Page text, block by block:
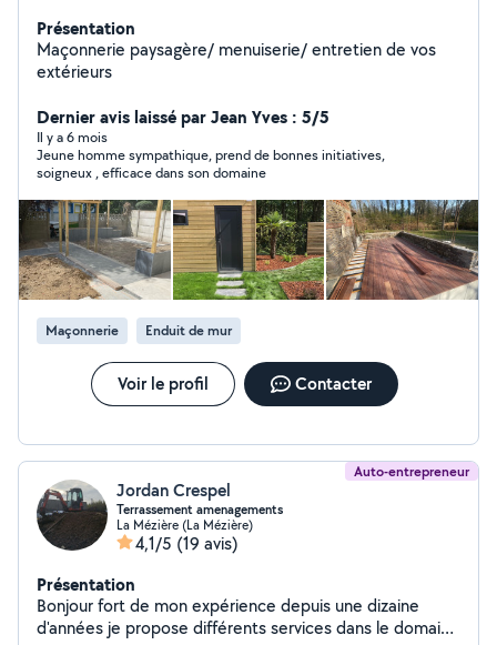
Présentation
Maçonnerie paysagère/ menuiserie/ entretien de vos
extérieurs
Dernier avis laissé par Jean Yves : 5/5
Il y a 6 mois
Jeune homme sympathique, prend de bonnes initiatives,
soigneux , efficace dans son domaine
Maçonnerie Enduit de mur
Voir le profil Contacter
Auto-entrepreneur
Jordan Crespel
Terrassement amenagements
La Mézière (La Mézière)
4,1/5 (19 avis)
Présentation
Bonjour fort de mon expérience depuis une dizaine
d'années je propose différents services dans le domaine